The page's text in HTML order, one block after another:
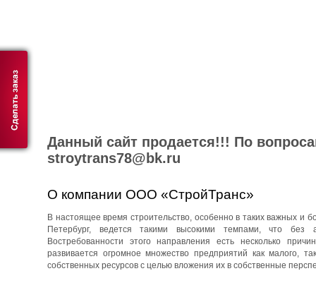
Данный сайт продается!!! По
stroytrans78@bk.ru
О компании ООО «СтройТранс»
В настоящее время строительство, особенно в таких важных и
Петербург, ведется такими высокими темпами, что без
Востребованности этого направления есть несколько
развивается огромное множество предприятий как малого,
собственных ресурсов с целью вложения их в собственные